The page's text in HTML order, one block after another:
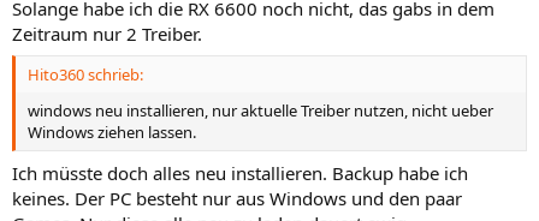
Solange habe ich die RX 6600 noch nicht, das gabs in dem
Zeitraum nur 2 Treiber.
Hito360 schrieb:
windows neu installieren, nur aktuelle Treiber nutzen, nicht ueber
Windows ziehen lassen.
Ich müsste doch alles neu installieren. Backup habe ich
keines. Der PC besteht nur aus Windows und den paar